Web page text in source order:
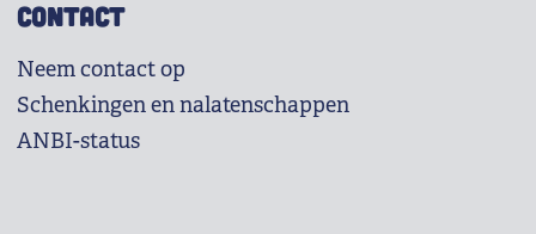
CONTACT
Neem contact op
Schenkingen en nalatenschappen
ANBI-status